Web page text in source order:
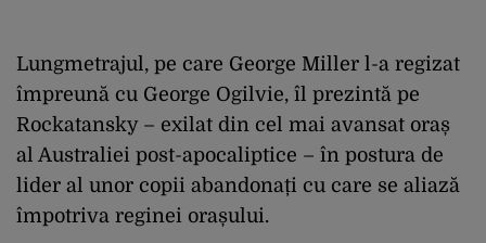
Lungmetrajul, pe care George Miller l-a regizat
împreună cu George Ogilvie, îl prezintă pe
Rockatansky – exilat din cel mai avansat oraș
al Australiei post-apocaliptice – în postura de
lider al unor copii abandonați cu care se aliază
împotriva reginei orașului.